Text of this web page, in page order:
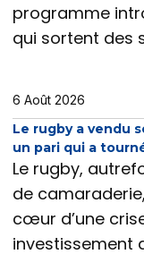
programme
qui sortent des
6 Août 2026
Le rugby a vendu
un pari qui a
Le rugby,
de
cœur d’une
investissement